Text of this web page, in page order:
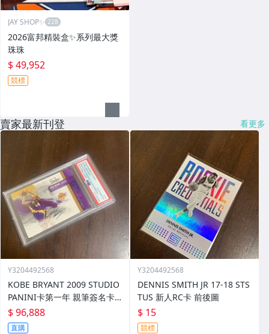
JAY SHOP✨
2026富邦精裝盒✨系列最大獎
珠珠
$ 49,952
競標
賣家最新刊登 看更多
Y3204492568
KOBE BRYANT 2009 STUDIO
PANINI卡第一年 親筆簽名卡
限86/99 PSA/DNA
$ 96,888
直購
Y3204492568
DENNIS SMITH JR 17-18 STS
TUS 新人RC卡 前後圖
$ 15
競標